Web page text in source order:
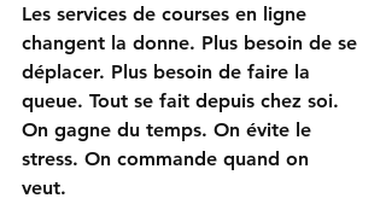
Les services de courses en ligne
changent la donne. Plus besoin de se
déplacer. Plus besoin de faire la
queue. Tout se fait depuis chez soi.
On gagne du temps. On évite le
stress. On commande quand on
veut.